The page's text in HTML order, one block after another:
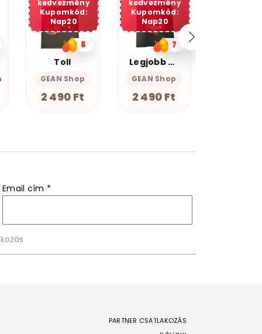
kedvezmény
Kupomkód:
Nap20
7
GEAN Shop
2 490 Ft
5
Kocka cica
Magnolion Merch
4 190 Ft
Email cím *
PARTNER CSATLAKOZÁS